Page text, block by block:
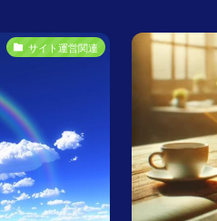
サイト運営関連